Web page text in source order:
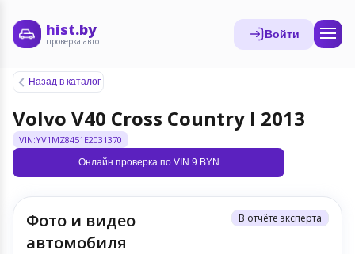
hist.by
проверка авто
Войти
Назад в каталог
Volvo V40 Cross Country I 2013
VIN:YV1MZ8451E2031370
Онлайн проверка по VIN 9 BYN
Фото и видео
автомобиля
В отчёте эксперта